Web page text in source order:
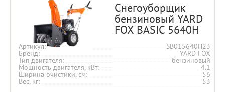
Снегоуборщик
бензиновый YARD
FOX BASIC 5640H
Артикул SB015640H23
Бренд YARD FOX
Тип двигателя бензиновый
Мощность двигателя, кВт 4.1
Ширина очистики, см 56
Вес, кг 53